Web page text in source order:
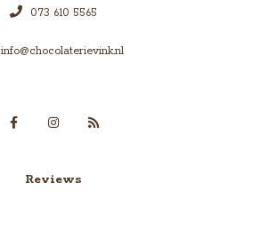
073 610 5565
info@chocolaterievink.nl
Reviews